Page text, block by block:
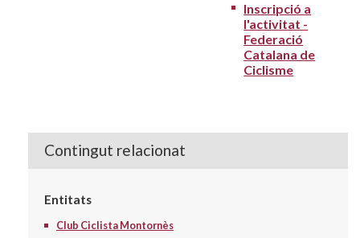
Inscripció a
l'activitat -
Federació
Catalana de
Ciclisme
Contingut relacionat
Entitats
Club Ciclista Montornès